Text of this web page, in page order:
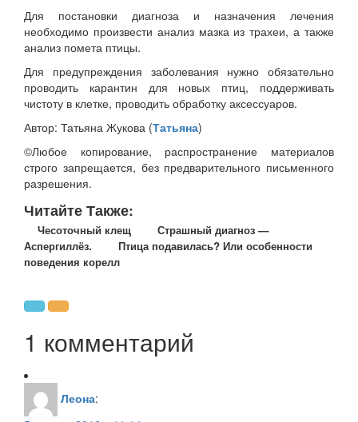
Для постановки диагноза и назначения лечения
необходимо произвести анализ мазка из трахеи, а также
анализ помета птицы.
Для предупреждения заболевания нужно обязательно
проводить карантин для новых птиц, поддерживать
чистоту в клетке, проводить обработку аксессуаров.
Автор: Татьяна Жукова (Татьяна)
©Любое копирование, распространение материалов
строго запрещается, без предварительного письменного
разрешения.
Читайте Также:
Чесоточный клещ
Страшный диагноз —
Аспергиллёз.
Птица подавилась? Или особенности
поведения корелл
1 комментарий
Леона: